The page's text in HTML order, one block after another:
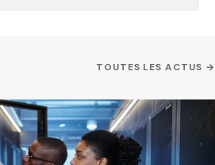
TOUTES LES ACTUS →